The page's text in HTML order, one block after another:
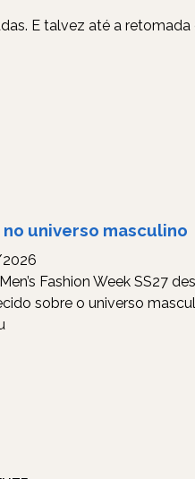
E talvez até a
no universo masculino
Fashion Week SS27
sobre o universo